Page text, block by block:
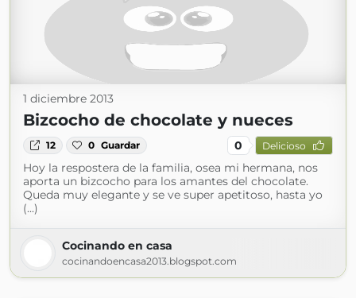
1 diciembre 2013
Bizcocho de chocolate y nueces
12 0 Guardar 0 Delicioso
Hoy la respostera de la familia, osea mi hermana, nos
aporta un bizcocho para los amantes del chocolate.
Queda muy elegante y se ve super apetitoso, hasta yo
(...)
Cocinando en casa
cocinandoencasa2013.blogspot.com